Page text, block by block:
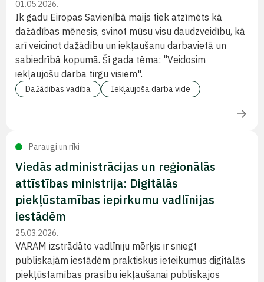
01.05.2026.
Ik gadu Eiropas Savienībā maijs tiek atzīmēts kā
dažādības mēnesis, svinot mūsu visu daudzveidību, kā
arī veicinot dažādību un iekļaušanu darbavietā un
sabiedrībā kopumā. Šī gada tēma: "Veidosim
iekļaujošu darba tirgu visiem".
Dažādības vadība Iekļaujoša darba vide
Paraugi un rīki
Viedās administrācijas un reģionālās
attīstības ministrija: Digitālās
piekļūstamības iepirkumu vadlīnijas
iestādēm
25.03.2026.
VARAM izstrādāto vadlīniju mērķis ir sniegt
publiskajām iestādēm praktiskus ieteikumus digitālās
piekļūstamības prasību iekļaušanai publiskajos